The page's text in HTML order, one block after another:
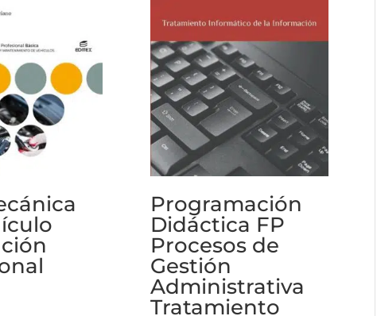
Programación
Didáctica FP
Procesos de
Gestión
Administrativa
Tratamiento